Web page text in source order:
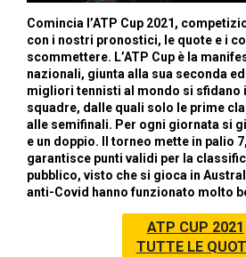
Comincia l’ATP Cup 2021,
con i nostri pronostici, le quote e i
scommettere. L’ATP Cup è la
nazionali, giunta alla sua seconda
migliori tennisti al mondo si sfidano
squadre, dalle quali solo le prime
alle semifinali. Per ogni giornata si
e un doppio. Il torneo mette in palio
garantisce punti validi per la
pubblico, visto che si gioca in
anti-Covid hanno funzionato molto
ATP CUP 2021
TUTTE LE